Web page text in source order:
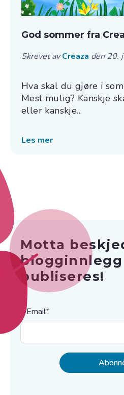
God sommer fra
Skrevet avCreaza den 20.
Hva skal du gjøre i
Mest mulig? Kanskje
eller kanskje...
Les mer
Motta
blogginnlegg
publiseres!
Email*